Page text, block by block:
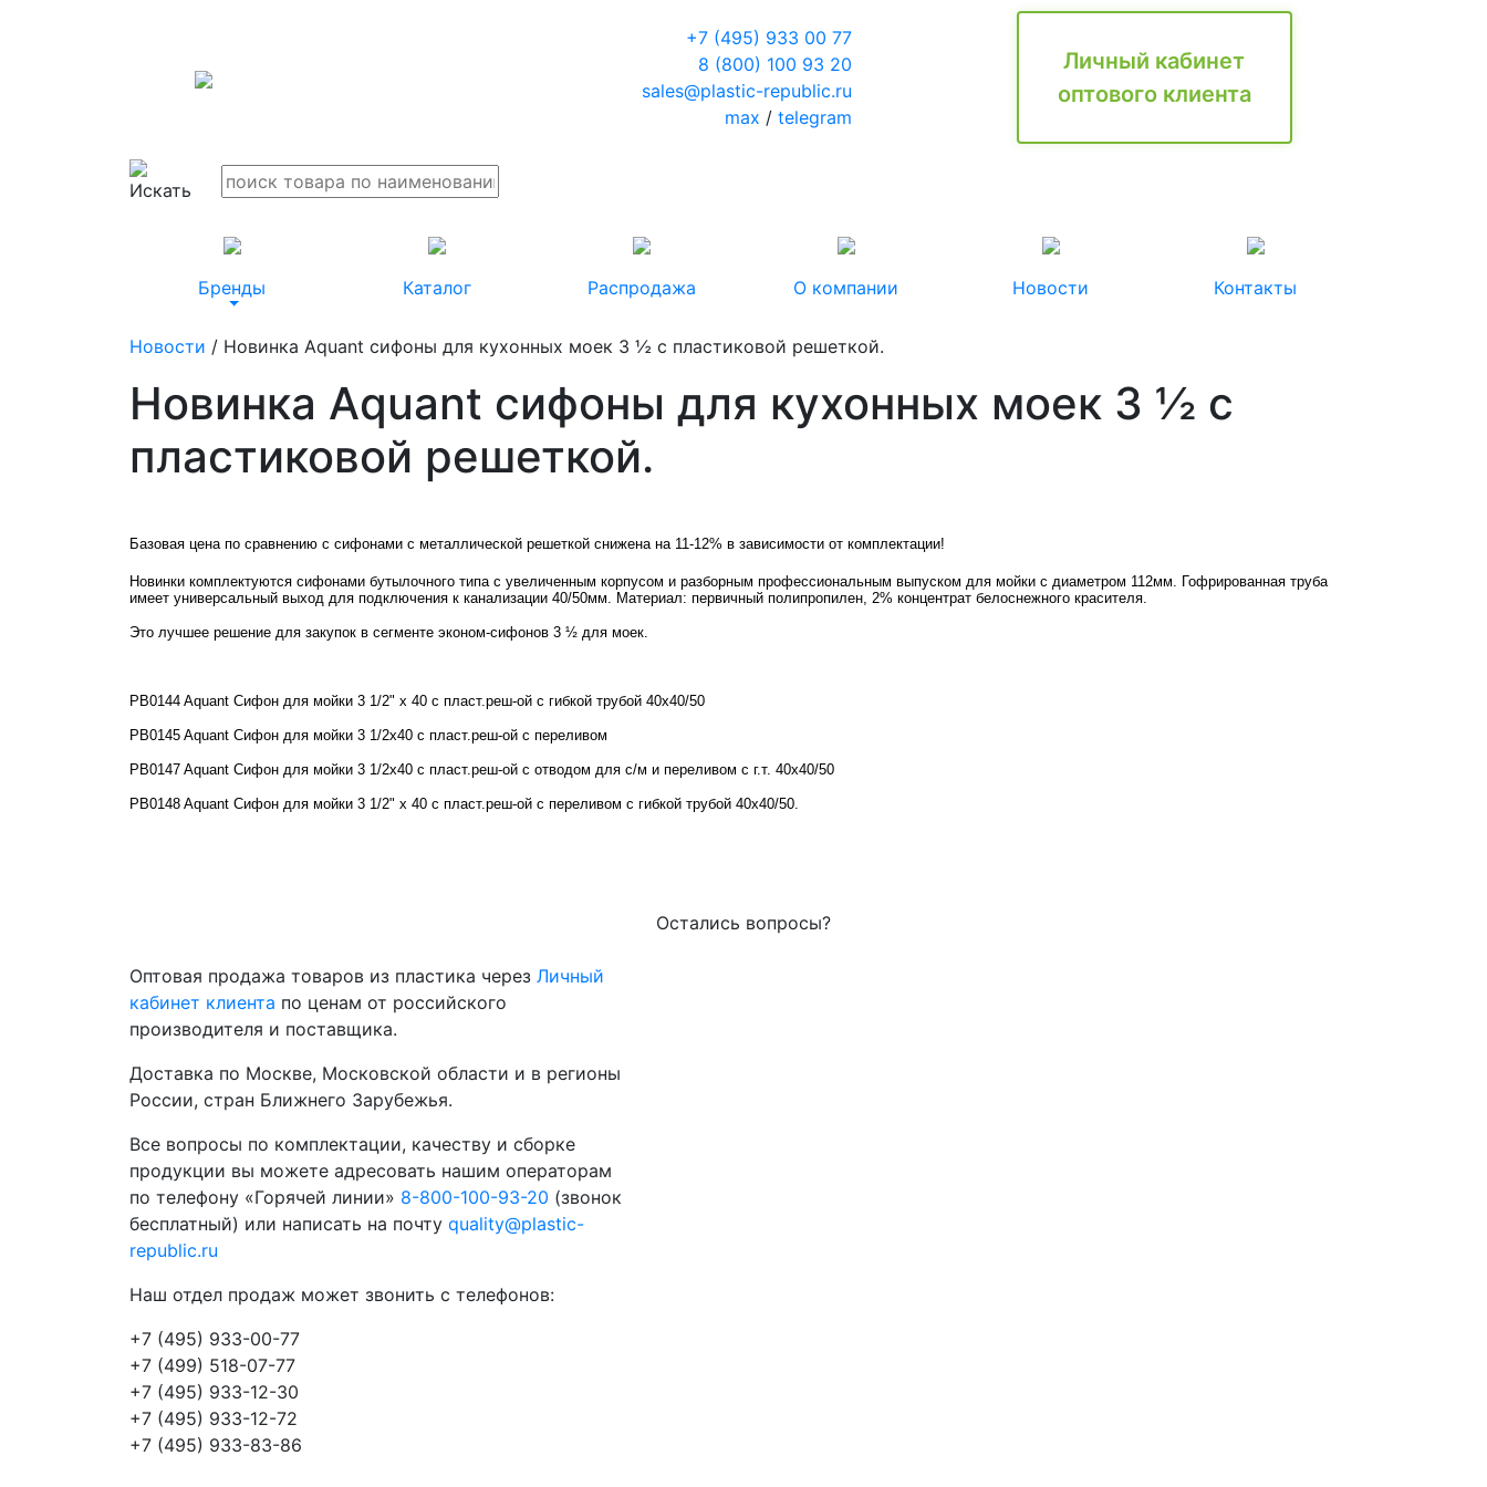
+7 (495) 933 00 77
8 (800) 100 93 20
sales@plastic-republic.ru
max / telegram
Личный кабинет
оптового клиента
Бренды Каталог Распродажа О компании Новости Контакты
Новости / Новинка Aquant сифоны для кухонных моек 3 ½ с пластиковой решеткой.
Новинка Aquant сифоны для кухонных моек 3 ½ с
пластиковой решеткой.
Базовая цена по сравнению с сифонами с металлической решеткой снижена на 11-12% в зависимости от комплектации!
Новинки комплектуются сифонами бутылочного типа с увеличенным корпусом и разборным профессиональным выпуском для мойки с диаметром 112мм. Гофрированная труба
имеет универсальный выход для подключения к канализации 40/50мм. Материал: первичный полипропилен, 2% концентрат белоснежного красителя.
Это лучшее решение для закупок в сегменте эконом-сифонов 3 ½ для моек.
PB0144 Aquant Сифон для мойки 3 1/2" х 40 с пласт.реш-ой с гибкой трубой 40х40/50
PB0145 Aquant Сифон для мойки 3 1/2х40 с пласт.реш-ой с переливом
PB0147 Aquant Сифон для мойки 3 1/2х40 с пласт.реш-ой с отводом для с/м и переливом с г.т. 40х40/50
PB0148 Aquant Сифон для мойки 3 1/2" х 40 с пласт.реш-ой с переливом с гибкой трубой 40х40/50.
Остались вопросы?
Оптовая продажа товаров из пластика через Личный
кабинет клиента по ценам от российского
производителя и поставщика.
Доставка по Москве, Московской области и в регионы
России, стран Ближнего Зарубежья.
Все вопросы по комплектации, качеству и сборке
продукции вы можете адресовать нашим операторам
по телефону «Горячей линии» 8-800-100-93-20 (звонок
бесплатный) или написать на почту quality@plastic-
republic.ru
Наш отдел продаж может звонить с телефонов:
+7 (495) 933-00-77
+7 (499) 518-07-77
+7 (495) 933-12-30
+7 (495) 933-12-72
+7 (495) 933-83-86